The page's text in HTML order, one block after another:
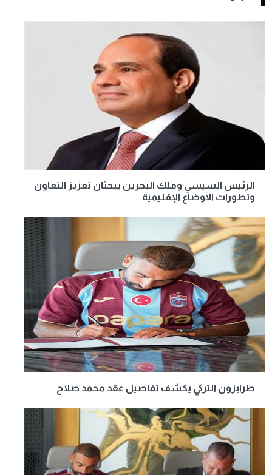
الرئيس السيسي وملك البحرين يبحثان تعزيز التعاون
وتطورات الأوضاع الإقليمية
طرابزون التركي يكشف تفاصيل عقد محمد صلاح